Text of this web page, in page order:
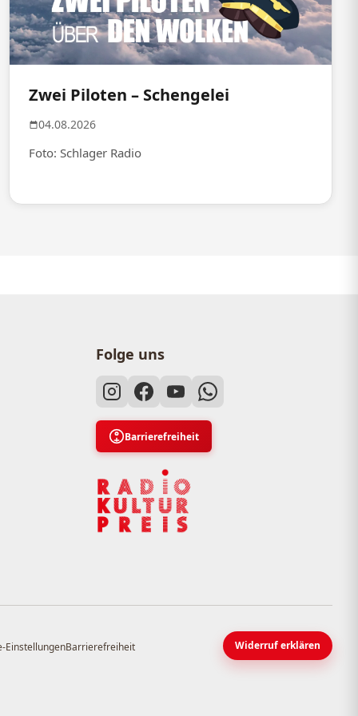
Zwei Piloten – Schengelei
04.08.2026
Foto: Schlager Radio
Folge uns
Barrierefreiheit
EinstellungenBarrierefreiheit Widerruf erklären